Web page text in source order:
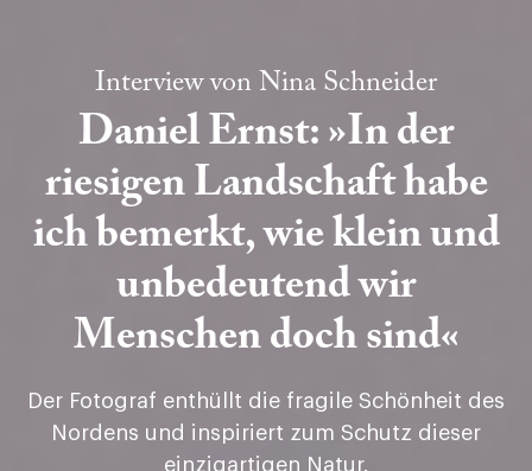
Interview von Nina Schneider
Daniel Ernst: »In der
riesigen Landschaft habe
ich bemerkt, wie klein und
unbedeutend wir
Menschen doch sind«
Der Fotograf enthüllt die fragile Schönheit des
Nordens und inspiriert zum Schutz dieser
einzigartigen Natur.